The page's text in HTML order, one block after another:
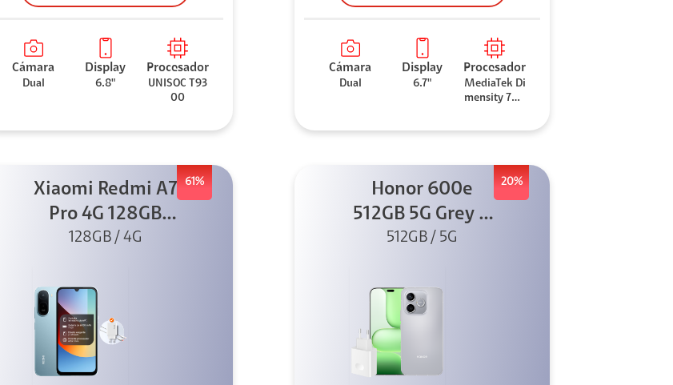
Cámara
Dual
Display
6.8"
Procesador
UNISOC T93
00
Cámara
Dual
Display
6.7"
Procesador
MediaTek Di
mensity 706
61%
Xiaomi Redmi A7
Pro 4G 128GB
Azul + Cargador
128GB / 4G
20%
Honor 600e
512GB 5G Grey +
45W
512GB / 5G